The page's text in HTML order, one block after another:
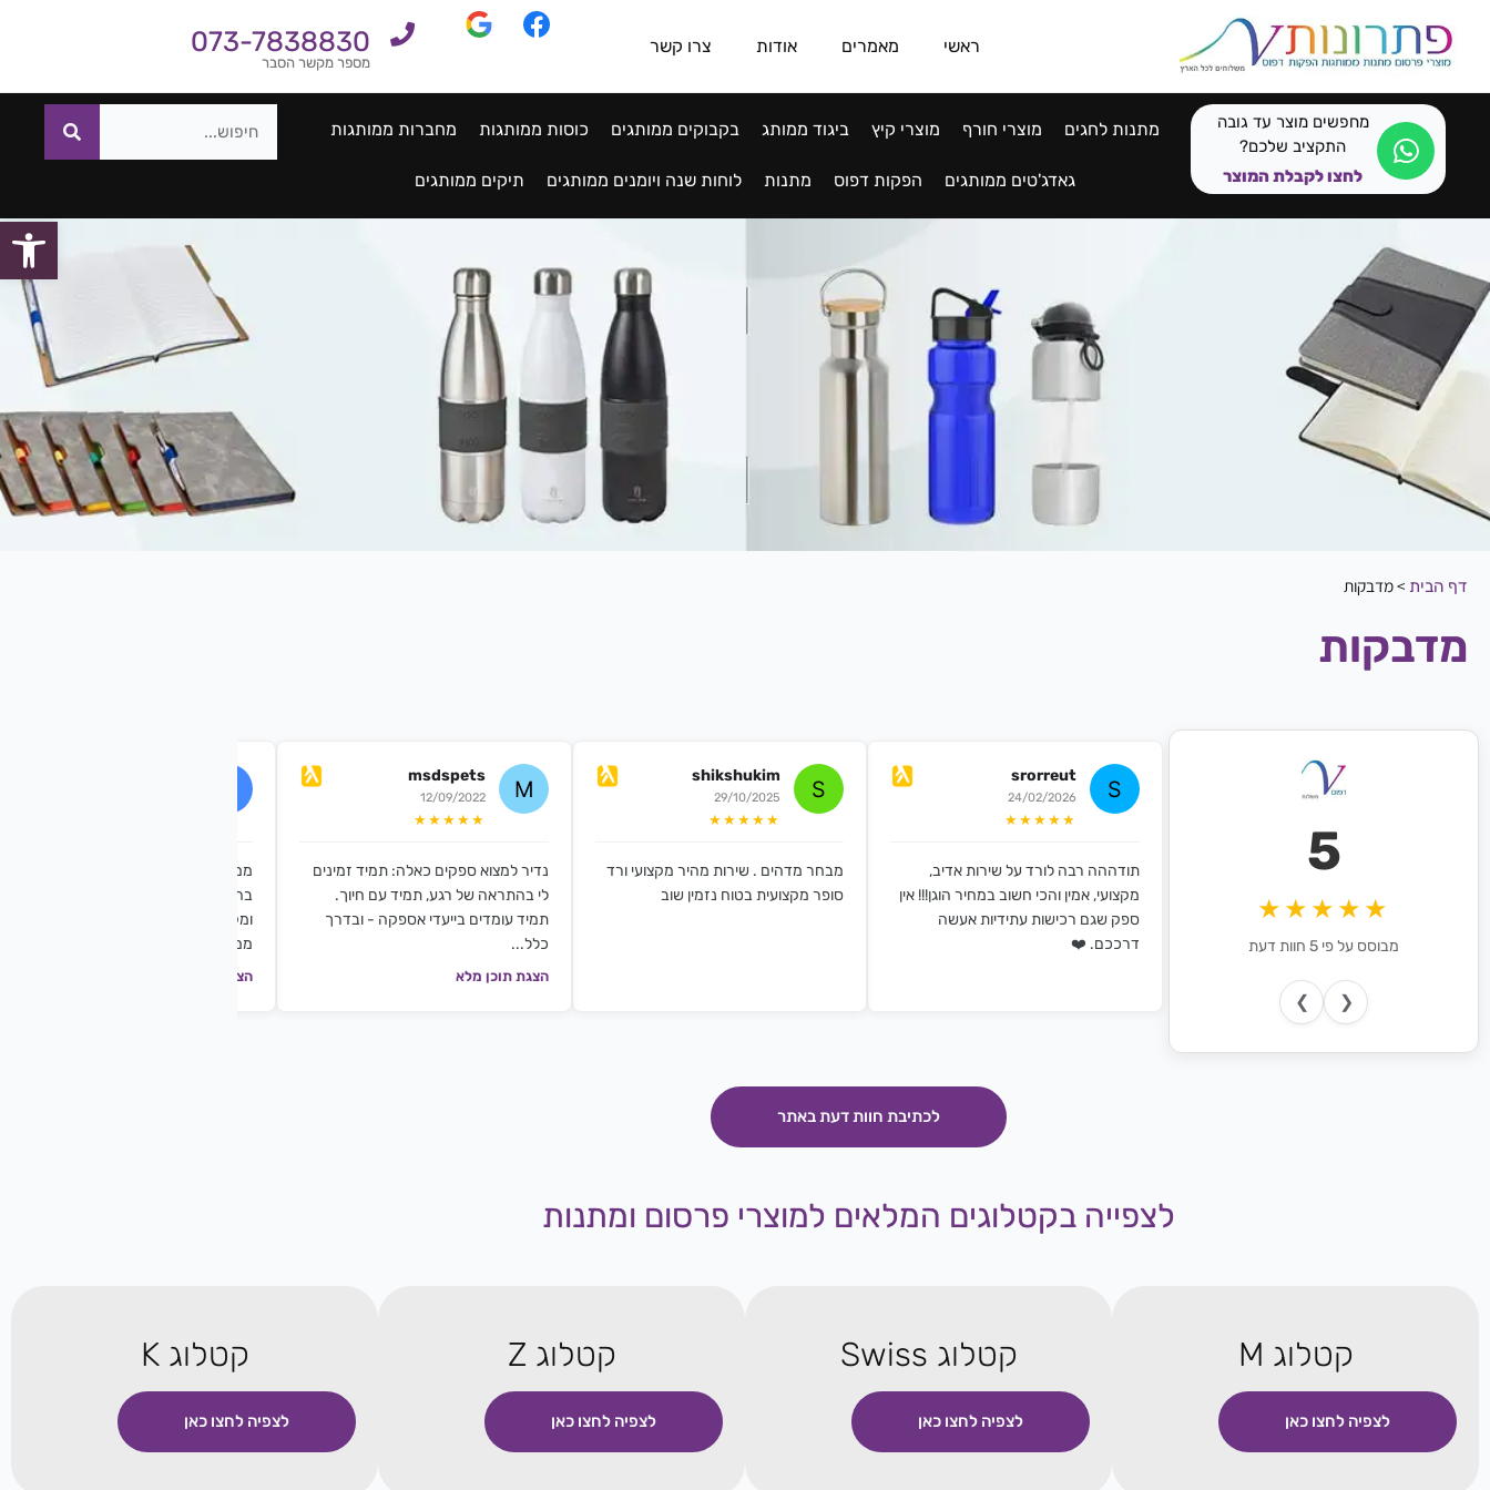
ראשי מאמרים אודות צרו קשר 073-7838830
מספר מקשר הסבר
מחפשים מוצר עד גובה
התקציב שלכם?
לחצו לקבלת המוצר
מתנות לחגים מוצרי חורף מוצרי קיץ ביגוד ממותג בקבוקים ממותגים כוסות ממותגות מחברות ממותגות
גאדג'טים ממותגים הפקות דפוס מתנות לוחות שנה ויומנים ממותגים תיקים ממותגים
דף הבית >מדבקות
מדבקות
5
★★★★★
מבוסס על פי 5 חוות דעת
❯ ❮
srorreut
24/02/2026
★★★★★
תודההה רבה לורד על שירות אדיב,
מקצועי, אמין והכי חשוב במחיר הוגן!!! אין
ספק שגם רכישות עתידיות אעשה
דרככם. ❤️
shikshukim
29/10/2025
★★★★★
מבחר מדהים . שירות מהיר מקצועי ורד
סופר מקצועית בטוח נזמין שוב
msdspets
12/09/2022
★★★★★
נדיר למצוא ספקים כאלה: תמיד זמינים
לי בהתראה של רגע, תמיד עם חיוך.
תמיד עומדים בייעדי אספקה - ובדרך
כלל...
הצגת תוכן מלא
ממליצה בחום!! הזמנתי פצירות ממותגות
בהתראה של יומיים השירית היה אדיב
ומקצועי והפצירות יצאו מושלמות!!!
ממליצה בחום!!
הצגת תוכן מלא
לכתיבת חוות דעת באתר
לצפייה בקטלוגים המלאים למוצרי פרסום ומתנות
קטלוג M
לצפיה לחצו כאן
קטלוג Swiss
לצפיה לחצו כאן
קטלוג Z
לצפיה לחצו כאן
קטלוג K
לצפיה לחצו כאן
פתח